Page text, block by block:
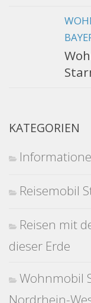
KATEGORIEN
Reisemobil
Reisen mit
dieser Erde
Wohnmobil
Nordrhein-